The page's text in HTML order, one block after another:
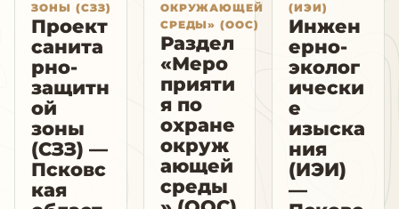
ЗОНЫ (СЗЗ)
Проект
санита
рно-
защитн
ой
зоны
(СЗЗ) —
Псковс
кая
ОКРУЖАЮЩЕЙ
СРЕДЫ» (ООС)
Раздел
«Меро
прияти
я по
охране
окруж
ающей
среды
(ИЭИ)
Инжен
ерно-
эколог
ически
е
изыска
ния
(ИЭИ)
—